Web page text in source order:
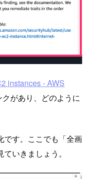
instances - AWS
があり、どのように
です。ここでも「全画
いきましょう。